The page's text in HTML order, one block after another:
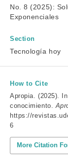
No. 8 (2025):
Exponenciales
Section
Tecnología hoy
How to Cite
Apropia. (2025).
conocimiento.
https://
6
More Citation